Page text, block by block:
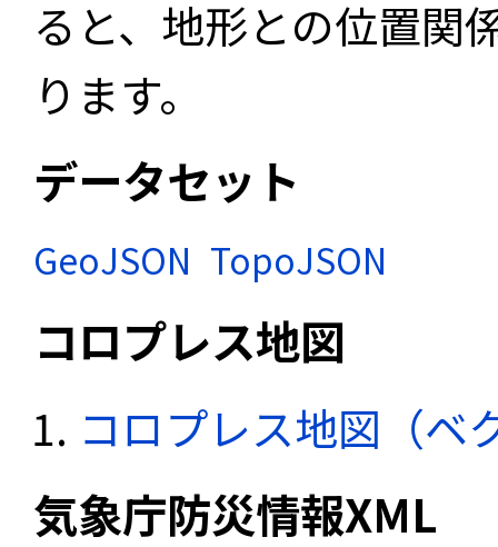
ると、地形との位置関
ります。
データセット
GeoJSON TopoJSON
コロプレス地図
コロプレス地図（ベ
気象庁防災情報XML